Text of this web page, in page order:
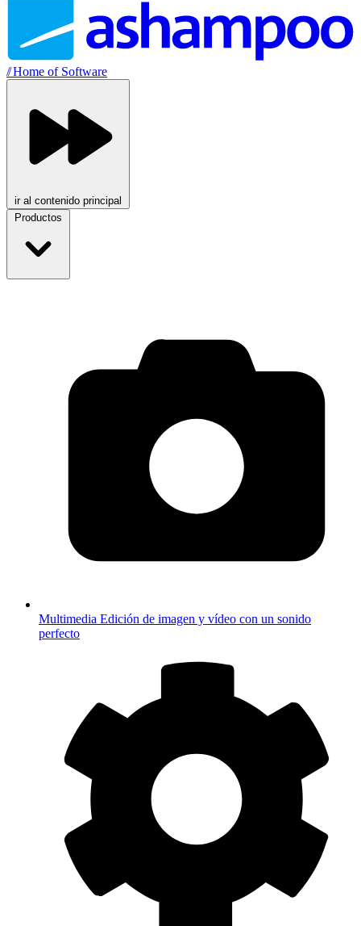
//Home of Software
ir al contenido principal
Productos
Multimedia Edición de imagen y vídeo con un sonido
perfecto